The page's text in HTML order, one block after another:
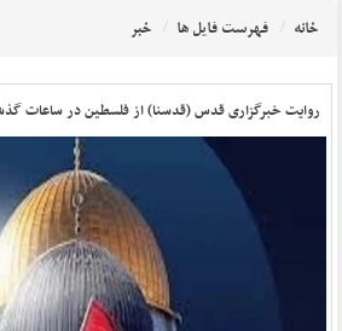
خانه فهرست فایل ها خبر
روایت خبرگزاری قدس (قدسنا) از فلسطین در ساعات